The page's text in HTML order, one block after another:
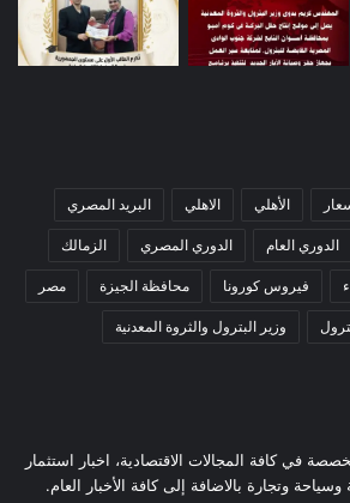
الأهلي الاهلي البريد المصري
الدوري العام الدوري المصري الزمالك
فيروس كورونا محافظة الجيزة مصر
وزير البترول والثروة المعدنية
في كافة المجالات الاقتصادية، اخبار استثمار
وتجارة بالاضافة إلى كافة الأخبار العام.